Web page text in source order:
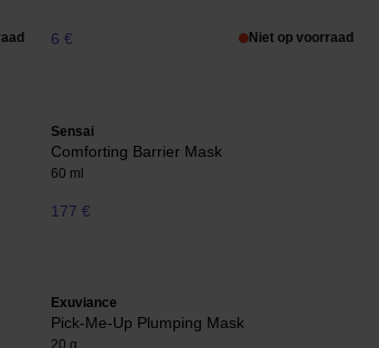
6 € Niet op voorraad
Sensai
Comforting Barrier Mask
60 ml
177 €
Exuviance
Pick-Me-Up Plumping Mask
20 g